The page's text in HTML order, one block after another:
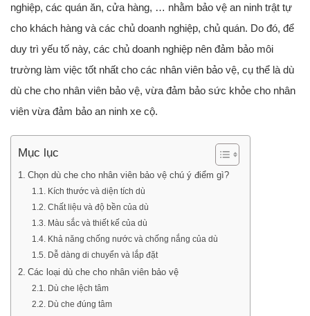
nghiệp, các quán ăn, cửa hàng, … nhằm bảo vệ an ninh trật tự
cho khách hàng và các chủ doanh nghiệp, chủ quán. Do đó, để
duy trì yếu tố này, các chủ doanh nghiệp nên đảm bảo môi
trường làm việc tốt nhất cho các nhân viên bảo vệ, cụ thể là dù
dù che cho nhân viên bảo vệ, vừa đảm bảo sức khỏe cho nhân
viên vừa đảm bảo an ninh xe cộ.
Mục lục
Chọn dù che cho nhân viên bảo vệ chú ý điểm gì?
Kích thước và diện tích dù
Chất liệu và độ bền của dù
Màu sắc và thiết kế của dù
Khả năng chống nước và chống nắng của dù
Dễ dàng di chuyển và lắp đặt
Các loại dù che cho nhân viên bảo vệ
Dù che lệch tâm
Dù che đúng tâm